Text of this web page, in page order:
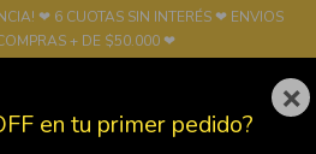
❤ 6 CUOTAS SIN INTERÉS ❤ ENVIOS
+ DE $50.000 ❤
0
×
en tu primer pedido?